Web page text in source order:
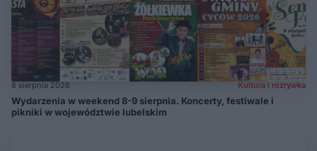
8 sierpnia 2026 Kultura i rozrywka
Wydarzenia w weekend 8-9 sierpnia. Koncerty, festiwale i
pikniki w województwie lubelskim